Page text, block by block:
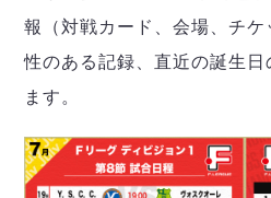
戦績表
警告・退場・出場停止選手
個人ランキング｜シュート
個人ランキング｜シュート成
個人ランキング｜第2PK
ボルクバレット北九州
バサジィ大分
メットライフ生命Ｆ２リ
ヴォスクオーレ仙台
マルバ水戸FC
リーグ要項
クラブライセンス関連
ディビジョン1 試合記録
ディビジョン2 試合記録
Ｆリーグカップ 試合記録
リーグ統計データ
ABeam AWARD
DIVISION01
報（対戦カード、会場、チ
性のある記録、直近の誕生
ます。